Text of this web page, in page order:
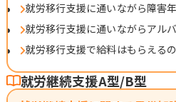
就労移行支援に通いながら障害
就労移行支援に通いながらアル
就労移行支援で給料はもらえる
就労継続支援A型/B型